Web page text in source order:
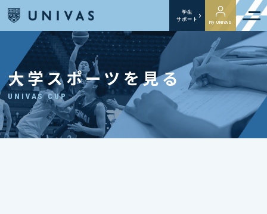
学生
サポート
My UNIVAS
大学スポーツを見る
UNIVAS CUP